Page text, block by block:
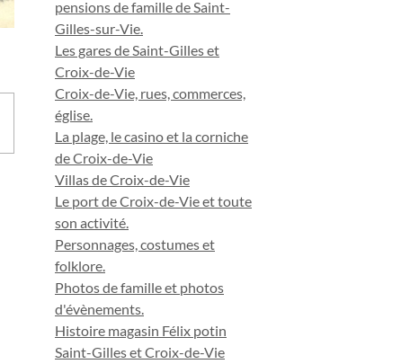
pensions de famille de Saint-
Gilles-sur-Vie.
Les gares de Saint-Gilles et
Croix-de-Vie
Croix-de-Vie, rues, commerces,
église.
La plage, le casino et la corniche
de Croix-de-Vie
Villas de Croix-de-Vie
Le port de Croix-de-Vie et toute
son activité.
Personnages, costumes et
folklore.
Photos de famille et photos
d'évènements.
Histoire magasin Félix potin
Saint-Gilles et Croix-de-Vie